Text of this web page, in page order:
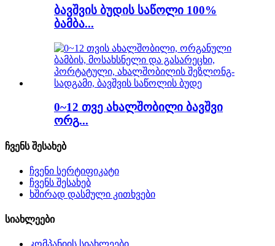
ბავშვის ბუდის საწოლი 100%
ბამბა...
0~12 თვე ახალშობილი ბავშვი
ორგ...
ჩვენს შესახებ
ჩვენი სერტიფიკატი
ჩვენს შესახებ
ხშირად დასმული კითხვები
სიახლეები
კომპანიის სიახლეები